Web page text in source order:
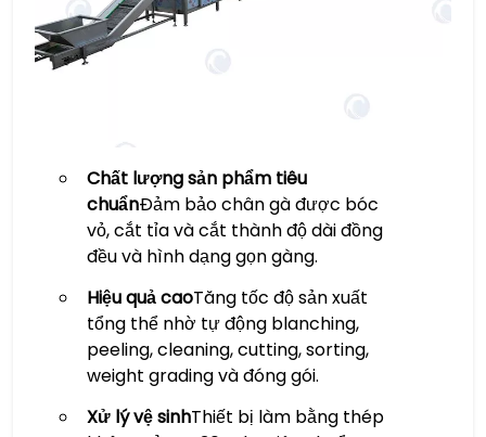
Chất lượng sản phẩm tiêu
chuẩnĐảm bảo chân gà được bóc
vỏ, cắt tỉa và cắt thành độ dài đồng
đều và hình dạng gọn gàng.
Hiệu quả caoTăng tốc độ sản xuất
tổng thể nhờ tự động blanching,
peeling, cleaning, cutting, sorting,
weight grading và đóng gói.
Xử lý vệ sinhThiết bị làm bằng thép